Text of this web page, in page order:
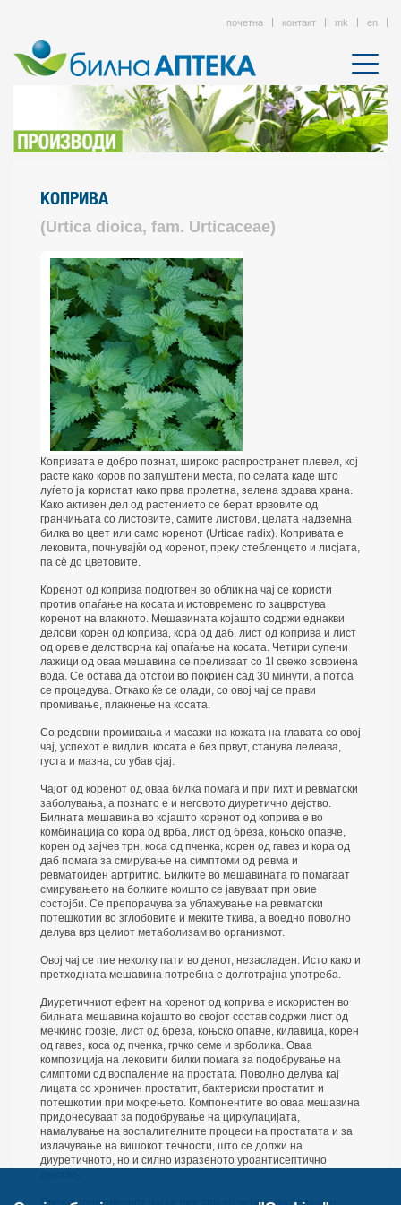
почетна контакт mk en
КОПРИВА
(Urtica dioica, fam. Urticaceae)
Копривата е добро познат, широко распространет плевел, кој
расте како коров по запуштени места, по селата каде што
луѓето ја користат како прва пролетна, зелена здрава храна.
Како активен дел од растението се берат врвовите од
гранчињата со листовите, самите листови, целата надземна
билка во цвет или само коренот (Urticae radix). Копривата е
лековита, почнувајќи од коренот, преку стебленцето и лисјата,
па сè до цветовите.
Коренот од коприва подготвен во облик на чај се користи
против опаѓање на косата и истовремено го зацврстува
коренот на влакното. Мешавината којашто содржи еднакви
делови корен од коприва, кора од даб, лист од коприва и лист
од орев е делотворна кај опаѓање на косата. Четири супени
лажици од оваа мешавина се преливаат со 1l свежо зовриена
вода. Се остава да отстои во покриен сад 30 минути, а потоа
се процедува. Откако ќе се олади, со овој чај се прави
промивање, плакнење на косата.
Со редовни промивања и масажи на кожата на главата со овој
чај, успехот е видлив, косата е без првут, станува лелеава,
густа и мазна, со убав сјај.
Чајот од коренот од оваа билка помага и при гихт и ревматски
заболувања, а познато е и неговото диуретично дејство.
Билната мешавина во којашто коренот од коприва е во
комбинација со кора од врба, лист од бреза, коњско опавче,
корен од зајчев трн, коса од пченка, корен од гавез и кора од
даб помага за смирување на симптоми од ревма и
ревматоиден артритис. Билките во мешавината го помагаат
смирувањето на болките коишто се јавуваат при овие
состојби. Се препорачува за ублажување на ревматски
потешкотии во зглобовите и меките ткива, а воедно поволно
делува врз целиот метаболизам во организмот.
Овој чај се пие неколку пати во денот, незасладен. Исто како и
претходната мешавина потребна е долготрајна употреба.
Диуретичниот ефект на коренот од коприва е искористен во
билната мешавина којашто во својот состав содржи лист од
мечкино грозје, лист од бреза, коњско опавче, килавица, корен
од гавез, коса од пченка, грчко семе и врболика. Оваа
композиција на лековити билки помага за подобрување на
симптоми од воспаление на простата. Поволно делува кај
лицата со хроничен простатит, бактериски простатит и
потешкотии при мокрењето. Компонентите во оваа мешавина
придонесуваат за подобрување на циркулацијата,
намалување на воспалителните процеси на простатата и за
излачување на вишокот течности, што се должи на
диуретичното, но и силно изразеното уроантисептично
Свежо подготвениот чај се пие три до четири пати на ден.